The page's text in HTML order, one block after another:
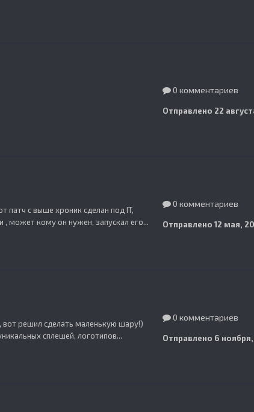
0 комментариев
Отправлено 22
патч с выше хроник сделан под IT,
, может кому он нужен, запускал его...
0 комментариев
Отправлено12 мая,
решил сделать маленькую шару!)
сплешей, логотипов...
0 комментариев
Отправлено 6 ноября,